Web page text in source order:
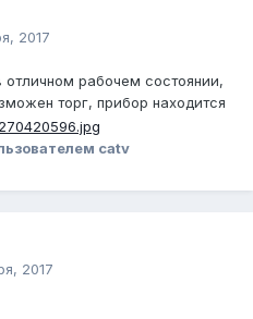
2017
рабочем состоянии,
торг, прибор находится
catv
2017